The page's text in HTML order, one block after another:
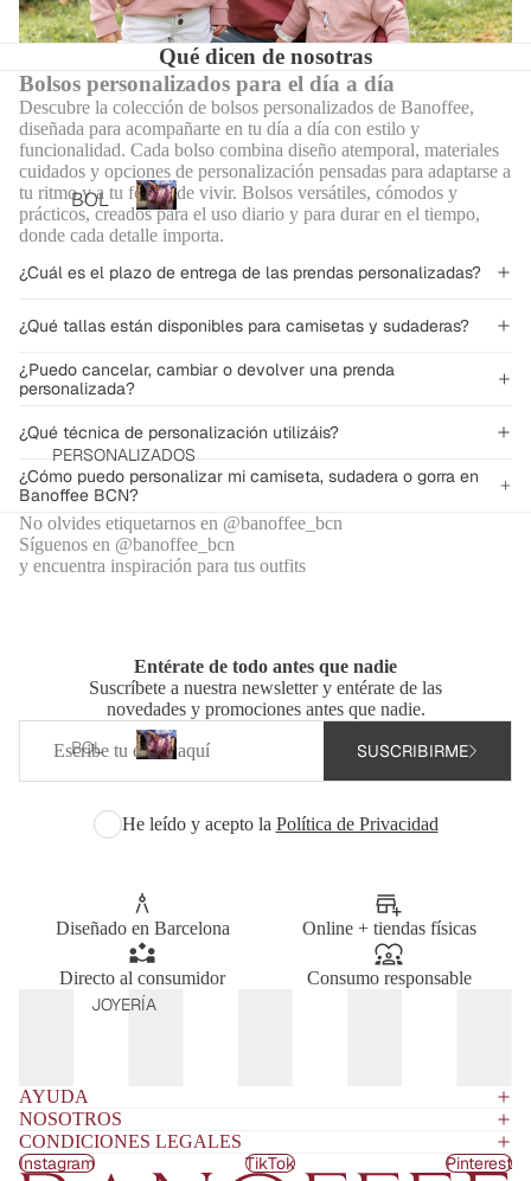
AS
CAM
ISAS
Y
TOP
S
TOTA
L
KS
Y
MON
OS
CHA
QUE
TAS
Y
JERS
BAN
OFFE
E X
SHO
OM
ECCI
ÓN
O
TOAL
LAS
BOL
SOS
SON
ALIZ
S
SOS
BAN
DOL
ERA
BOL
MAXI
SOS
DE
MAN
ASA
S
BAN
DOL
Bolsos
personalizados
B
l
o
p
s
o
l
i
o
s
PERSONALIZADOS
BOL
FUN
DAS
DOR
LET
FUN
PÁD
EL
ESTU
Bolsos
personalizados
B
l
p
e
r
o
z
JOYERÍA
Qué dicen de nosotras
Bolsos personalizados para el día a día
Descubre la colección de bolsos personalizados de Banoffee,
diseñada para acompañarte en tu día a día con estilo y
funcionalidad. Cada bolso combina diseño atemporal, materiales
cuidados y opciones de personalización pensadas para adaptarse a
tu ritmo y a tu forma de vivir. Bolsos versátiles, cómodos y
prácticos, creados para el uso diario y para durar en el tiempo,
donde cada detalle importa.
¿Cuál es el plazo de entrega de las prendas personalizadas?
¿Qué tallas están disponibles para camisetas y sudaderas?
¿Puedo cancelar, cambiar o devolver una prenda
personalizada?
¿Qué técnica de personalización utilizáis?
¿Cómo puedo personalizar mi camiseta, sudadera o gorra en
Banoffee BCN?
No olvides etiquetarnos en @banoffee_bcn
Síguenos en @banoffee_bcn
y encuentra inspiración para tus outfits
Entérate de todo antes que nadie
Suscríbete a nuestra newsletter y entérate de las
novedades y promociones antes que nadie.
electrónico
SUSCRIBIRME
He leído y acepto la Política de Privacidad
Diseñado en Barcelona Online + tiendas físicas
Directo al consumidor Consumo responsable
AYUDA
NOSOTROS
CONDICIONES LEGALES
Instagram TikTok Pinterest